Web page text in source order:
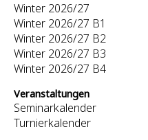
Winter 2026/27
Winter 2026/27 B1
Winter 2026/27 B2
Winter 2026/27 B3
Winter 2026/27 B4
Veranstaltungen
Seminarkalender
Turnierkalender